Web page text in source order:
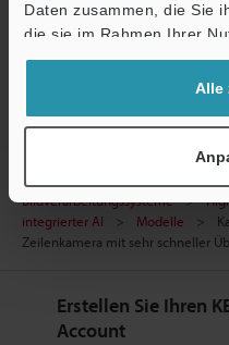
Daten zusammen, die Sie
die sie im Rahmen Ihrer
haben.
Alle
Testgerät anfordern
Bildverarbeitungssysteme
Bildverarbeitungssysteme
integrierter AI
Modelle
Zeilenkamera mit sehr schneller
Erstellen Sie Ihren
Account